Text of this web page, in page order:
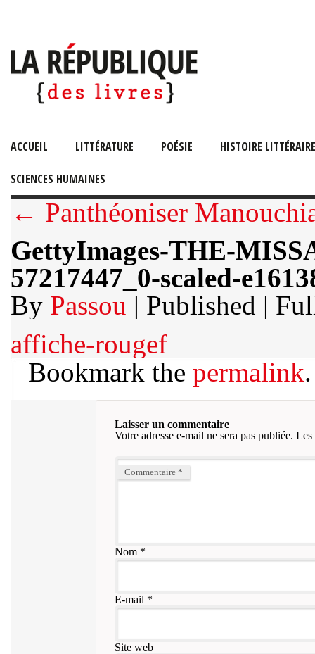
ACCUEIL LITTÉRATURE POÉSIE HISTOIRE LITTÉRAIRE
SCIENCES HUMAINES
← Panthéoniser
GettyImages-THE-
57217447_0-scaled-
By Passou | Published |
affiche-rougef
Bookmark the permalink.
Laisser un commentaire
Votre adresse e-mail ne sera pas publiée. Les
Commentaire *
Nom*
E-mail *
Site web